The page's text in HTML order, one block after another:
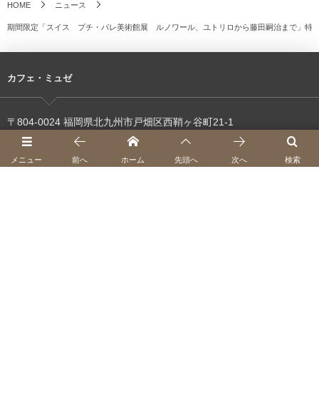
HOME ニュース
期間限定「スイス プチ・パレ美術館展 ルノワール、ユトリロから藤田嗣治まで」特
カフェ・ミュゼ
〒804-0024 福岡県北九州市戸畑区西鞘ヶ谷町21-1
直通tel.093-616-9777
メニュー 検索
前へ ホーム 先頭へ 次へ